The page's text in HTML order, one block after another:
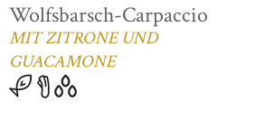
Wolfsbarsch-Carpaccio
MIT ZITRONE UND
GUACAMONE